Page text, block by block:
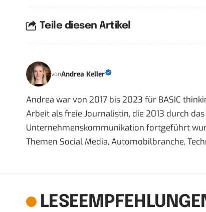
Teile diesen Artikel
vonAndrea Keller
Andrea war von 2017 bis 2023 für BASIC
Arbeit als freie Journalistin, die 2013 durch
Unternehmenskommunikation fortgeführt
Themen Social Media, Automobilbranche,